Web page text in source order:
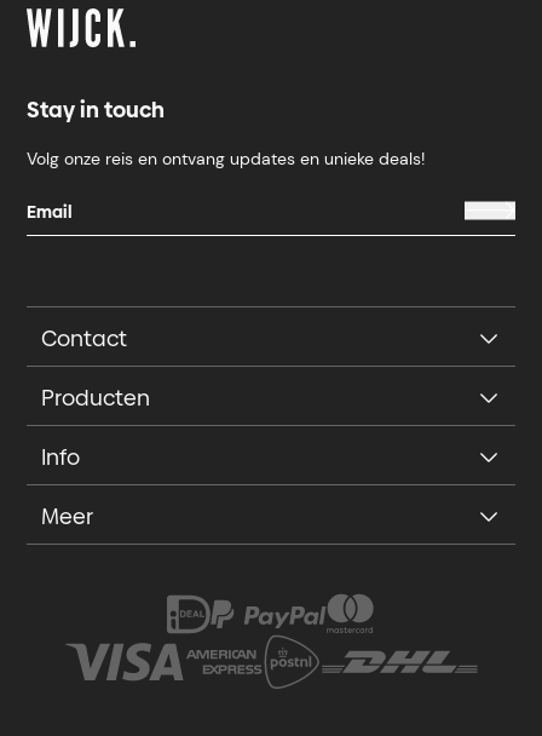
Stay in touch
Volg onze reis en ontvang updates en unieke deals!
Contact
Producten
Info
Meer